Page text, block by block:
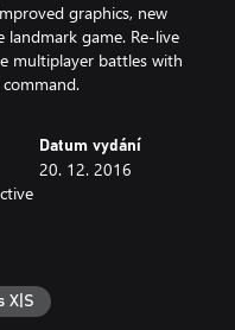
graphics, new
landmark game. Re-live
multiplayer battles with
Datum vydání
20. 12. 2016
X|S